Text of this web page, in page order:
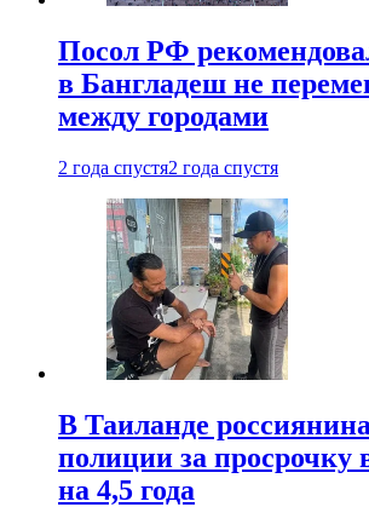
Посол РФ
в Бангладеш не
между городами
2 года спустя2 года спустя
В Таиланде
полиции за просрочку
на 4,5 года